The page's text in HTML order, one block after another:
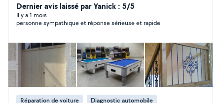
linge)
Dernier avis laissé par Yanick : 5/5
Il y a 1 mois
personne sympathique et réponse sérieuse et rapide
Réparation de voiture Diagnostic automobile